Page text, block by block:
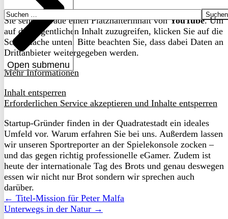
Open submenu
Suchen
nach:
Sie sehen gerade einen Platzhalterinhalt vonYouTube. Um
auf den eigentlichen Inhalt zuzugreifen, klicken Sie auf die
Schaltfläche unten. Bitte beachten Sie, dass dabei Daten an
Drittanbieter weitergegeben werden.
Mehr Informationen
Inhalt entsperren
Erforderlichen Service akzeptieren und Inhalte entsperren
Startup-Gründer finden in der Quadratestadt ein ideales
Umfeld vor. Warum erfahren Sie bei uns. Außerdem lassen
wir unseren Sportreporter an der Spielekonsole zocken –
und das gegen richtig professionelle eGamer. Zudem ist
heute der internationale Tag des Brots und genau deswegen
essen wir nicht nur Brot sondern wir sprechen auch
darüber.
← Titel-Mission für Peter Malfa
Unterwegs in der Natur →